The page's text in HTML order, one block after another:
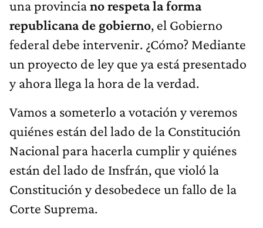
una provinciano respeta la forma
republicana de gobierno, el Gobierno
federal debe intervenir. ¿Cómo? Mediante
un proyecto de ley que ya está presentado
y ahora llega la hora de la verdad.
Vamos a someterlo a votación y veremos
quiénes están del lado de la Constitución
Nacional para hacerla cumplir y quiénes
están del lado de Insfrán, que violó la
Constitución y desobedece un fallo de la
Corte Suprema.